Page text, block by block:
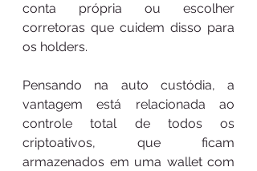
conta própria ou escolher
corretoras que cuidem disso para
os holders.
Pensando na auto custódia, a
vantagem está relacionada ao
controle total de todos os
criptoativos, que ficam
armazenados em uma wallet com